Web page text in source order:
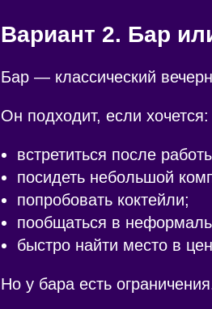
Вариант 2. Бар
Бар — классический
Он подходит, если хочется:
встретиться после
посидеть небольшой
попробовать коктейли;
пообщаться в
быстро найти место в
Но у бара есть